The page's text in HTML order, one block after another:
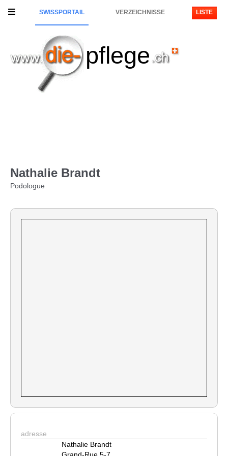
SWISSPORTAIL VERZEICHNISSE LISTE
pflege
Nathalie Brandt
Podologue
adresse
Nathalie Brandt